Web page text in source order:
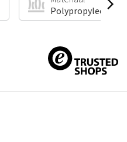
Polypropyleen